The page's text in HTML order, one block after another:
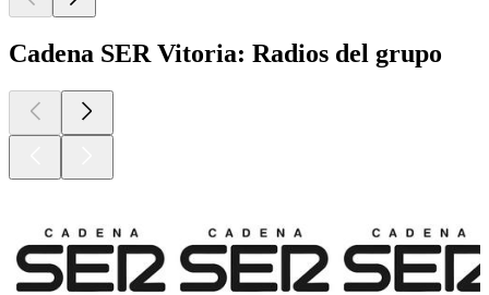
Cadena SER Vitoria: Radios del grupo